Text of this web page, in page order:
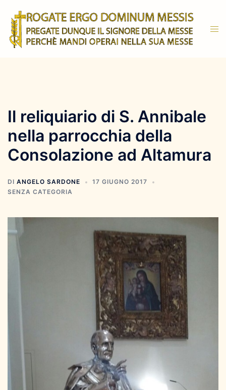
contenuto
Il reliquiario di S. Annibale
nella parrocchia della
Consolazione ad Altamura
DI ANGELO SARDONE
17 GIUGNO 2017
SENZA CATEGORIA